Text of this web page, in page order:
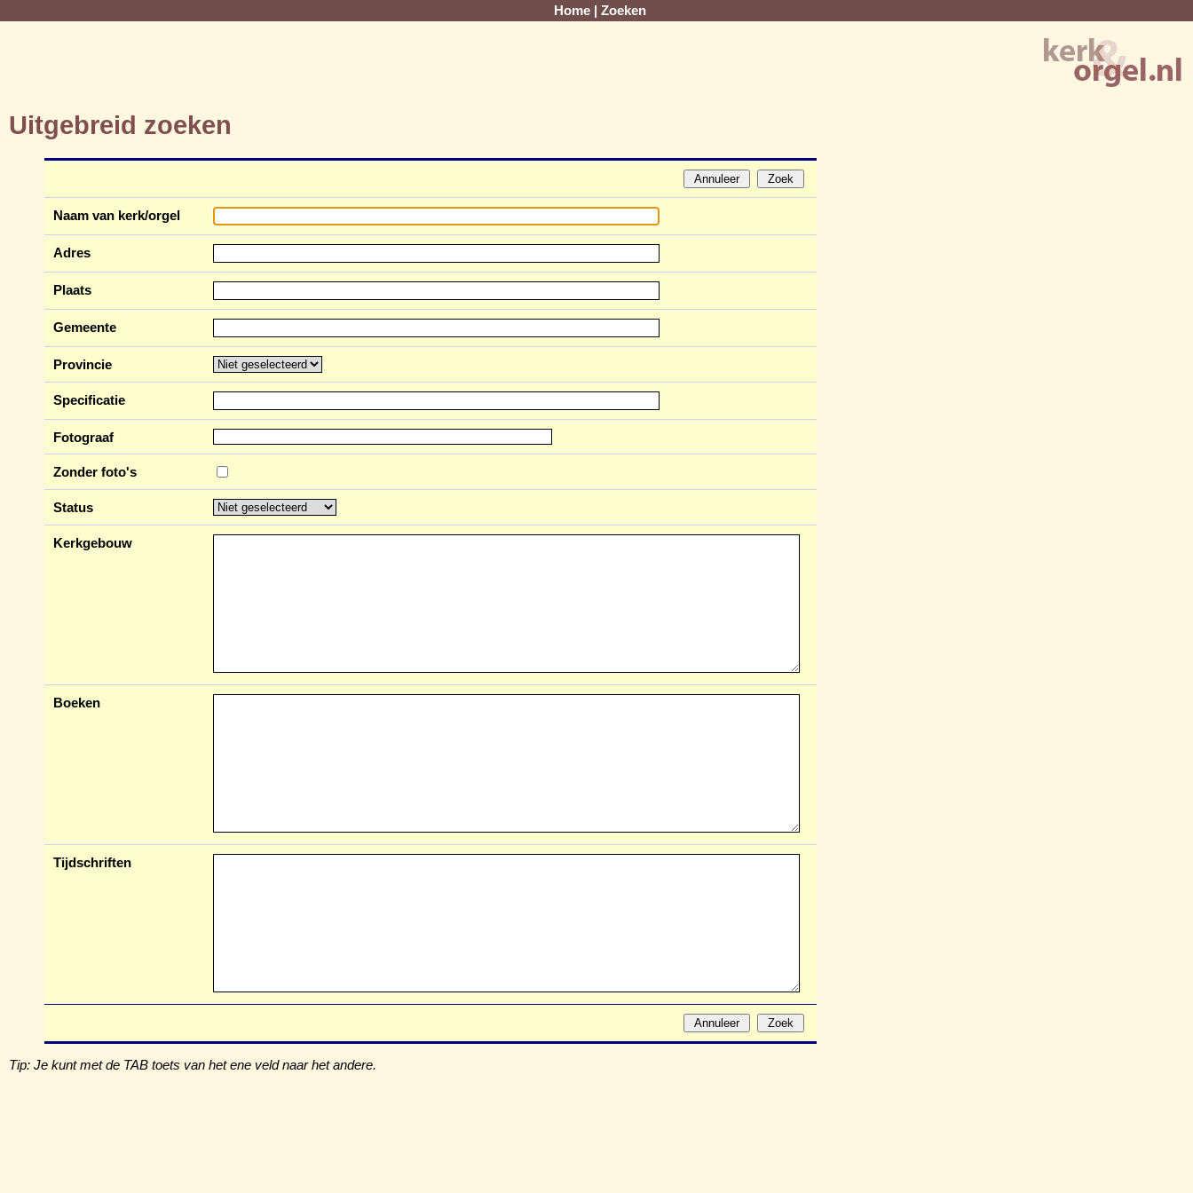
Home Zoeken
Uitgebreid zoeken
Naam van kerk/orgel
Adres
Plaats
Gemeente
Provincie
Specificatie
Fotograaf
Zonder foto's
Status
Kerkgebouw
Boeken
Tijdschriften
Tip: Je kunt met de TAB toets van het ene veld naar het andere.